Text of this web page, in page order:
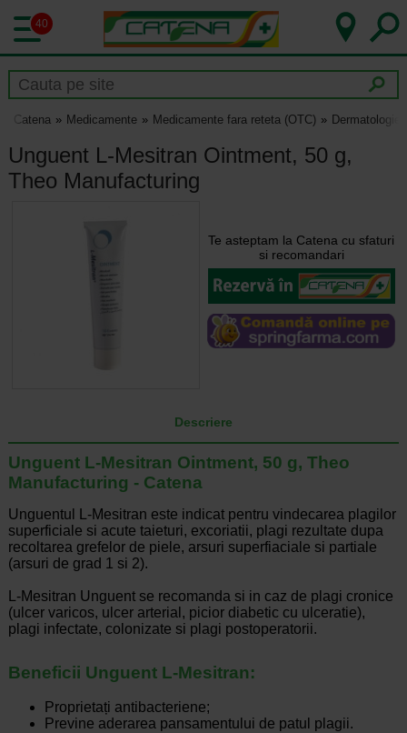
40
Catena Medicamente Medicamente fara reteta (OTC) Dermatologie
Unguent L-Mesitran Ointment, 50 g,
Theo Manufacturing
Te asteptam la Catena cu sfaturi
si recomandari
Descriere
Unguent L-Mesitran Ointment, 50 g, Theo
Manufacturing - Catena
Unguentul L-Mesitran este indicat pentru vindecarea plagilor
superficiale si acute taieturi, excoriatii, plagi rezultate dupa
recoltarea grefelor de piele, arsuri superfiaciale si partiale
(arsuri de grad 1 si 2).
L-Mesitran Unguent se recomanda si in caz de plagi cronice
(ulcer varicos, ulcer arterial, picior diabetic cu ulceratie),
plagi infectate, colonizate si plagi postoperatorii.
Beneficii Unguent L-Mesitran:
Proprietați antibacteriene;
Previne aderarea pansamentului de patul plagii.